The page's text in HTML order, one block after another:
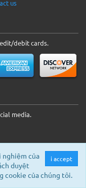
us
debit cards.
media.
i accept
của
duyệt
cookie của chúng tôi.